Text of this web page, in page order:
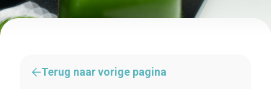
Terug naar vorige pagina